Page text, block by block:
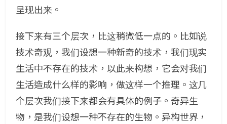
呈现出来。
接下来有三个层次，比这稍微低一点的。比如说
技术奇观，我们设想一种新奇的技术，我们现实
生活中不存在的技术，以此来构想，它会对我们
生活造成什么样的影响，做这样一个推理。这几
个层次我们接下来都会有具体的例子。奇异生
物，是我们设想一种不存在的生物。异构世界，